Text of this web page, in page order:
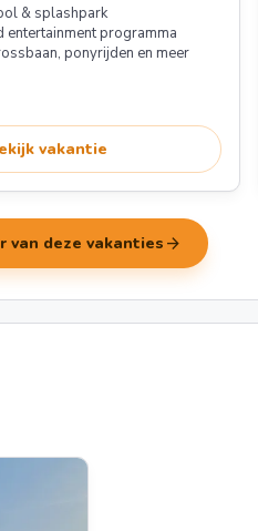
& splashpark
entertainment programma
ponyrijden en meer
vakantie
van deze vakanties arrow_forward